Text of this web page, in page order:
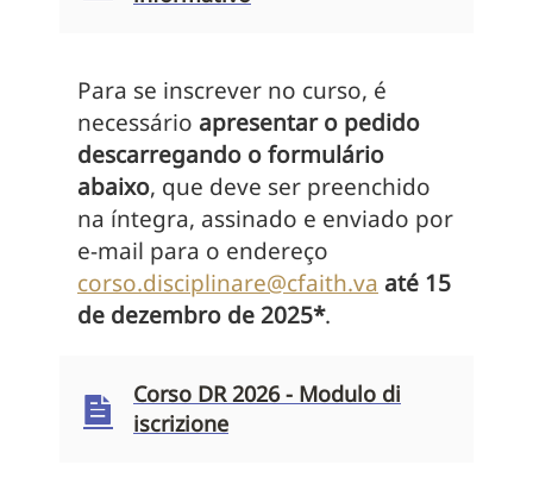
Para se inscrever no curso, é
necessário apresentar o pedido
descarregando o formulário
abaixo, que deve ser preenchido
na íntegra, assinado e enviado por
e-mail para o endereço
corso.disciplinare@cfaith.va até 15
de dezembro de 2025*.
Corso DR 2026 - Modulo di
iscrizione